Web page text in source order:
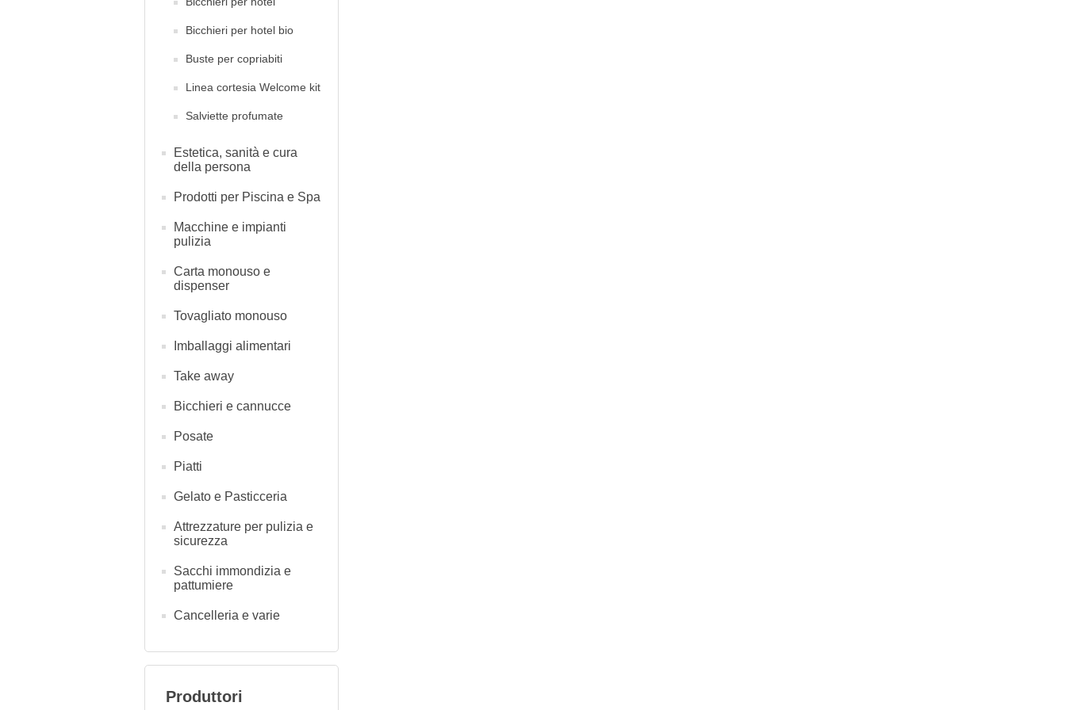
Bicchieri per hotel bio
Buste per copriabiti
Linea cortesia Welcome kit
Salviette profumate
Estetica, sanità e cura
della persona
Prodotti per Piscina e Spa
Macchine e impianti
pulizia
Carta monouso e
dispenser
Tovagliato monouso
Imballaggi alimentari
Take away
Bicchieri e cannucce
Posate
Piatti
Gelato e Pasticceria
Attrezzature per pulizia e
sicurezza
Sacchi immondizia e
pattumiere
Cancelleria e varie
Produttori